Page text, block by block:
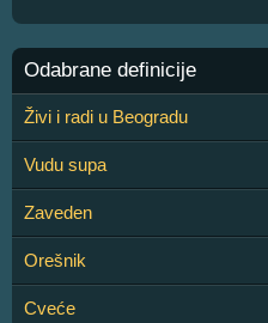
Odabrane definicije
Živi i radi u Beogradu
Vudu supa
Zaveden
Orešnik
Cveće